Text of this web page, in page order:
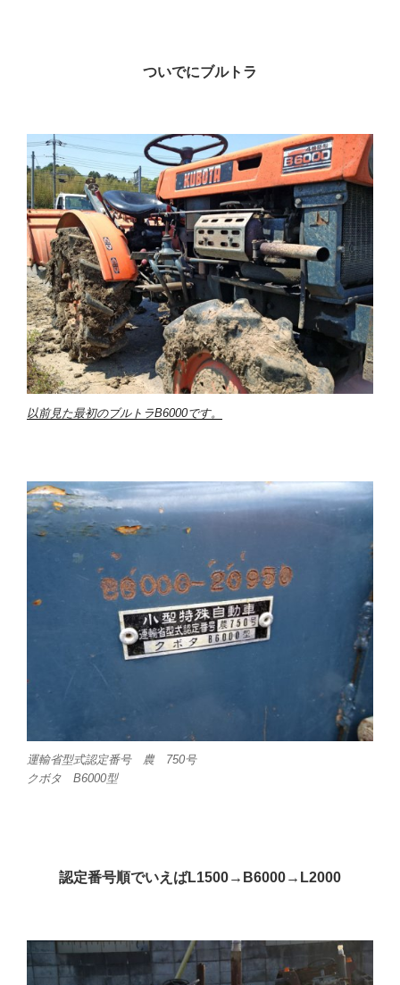
ついでにブルトラ
以前見た最初のブルトラB6000です。
運輸省型式認定番号 農 750号
クボタ B6000型
認定番号順でいえばL1500→B6000→L2000